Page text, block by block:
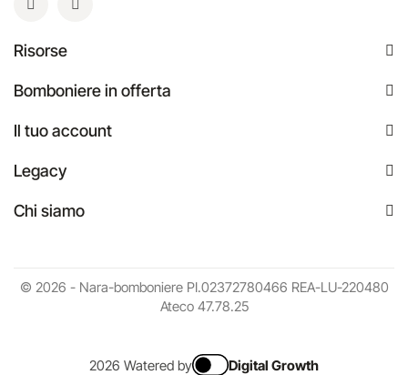
Risorse
Bomboniere in offerta
Il tuo account
Legacy
Chi siamo
© 2026 - Nara-bomboniere PI.02372780466 REA-LU-220480
Ateco 47.78.25
2026 Watered by Digital Growth